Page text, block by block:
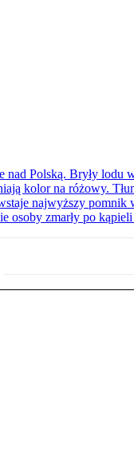
nad Polską. Bryły lodu
kolor na różowy.
najwyższy pomnik
osoby zmarły po